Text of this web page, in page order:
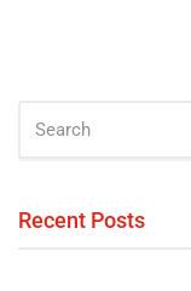
FOR:
Recent Posts